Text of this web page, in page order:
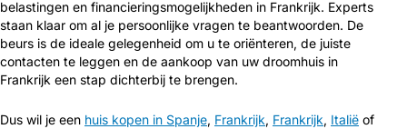
belastingen en financieringsmogelijkheden in Frankrijk. Experts
staan klaar om al je persoonlijke vragen te beantwoorden. De
beurs is de ideale gelegenheid om u te oriënteren, de juiste
contacten te leggen en de aankoop van uw droomhuis in
Frankrijk een stap dichterbij te brengen.
Dus wil je een huis kopen in Spanje, Frankrijk, Frankrijk, Italië of